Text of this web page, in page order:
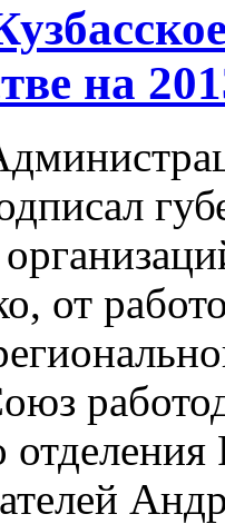
на
от